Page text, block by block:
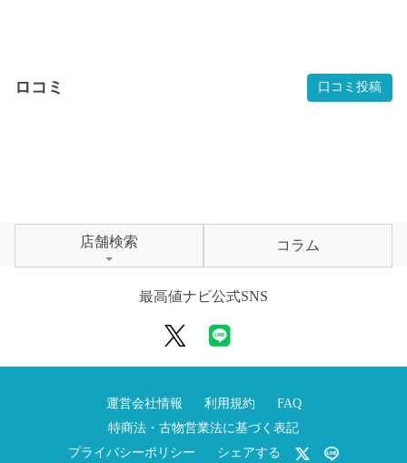
ロコミ 口コミ投稿
店舗検索 コラム
最高値ナビ公式SNS
運営会社情報 利用規約
FAQ
特商法・古物営業法に基づく表記
プライバシーポリシー
シェアする